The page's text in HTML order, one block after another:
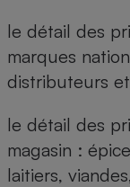
le détail des
marques
distributeurs
le détail des
magasin :
laitiers,